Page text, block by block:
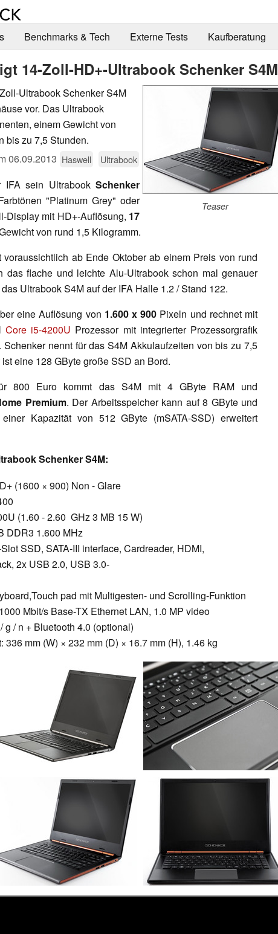
Benchmarks & Tech Externe Tests Kaufberatung
14-Zoll-HD+-Ultrabook Schenker S4M
Teaser
Ultrabook Schenker S4M
vor. Das Ultrabook
einem Gewicht von
bis zu 7,5 Stunden.
06.09.2013 Haswell Ultrabook
sein Ultrabook Schenker
"Platinum Grey" oder
Display mit HD+-Auflösung, 17
von rund 1,5 Kilogramm.
ab Ende Oktober ab einem Preis von rund
das flache und leichte Alu-Ultrabook schon mal genauer
Ultrabook S4M auf der IFA Halle 1.2 / Stand 122.
eine Auflösung von 1.600 x 900 Pixeln und rechnet mit
Core i5-4200U Prozessor mit integrierter Prozessorgrafik
. Schenker nennt für das S4M Akkulaufzeiten von bis zu 7,5
eine 128 GByte große SSD an Bord.
800 Euro kommt das S4M mit 4 GByte RAM und
Premium. Der Arbeitsspeicher kann auf 8 GByte und
Kapazität von 512 GByte (mSATA-SSD) erweitert
Schenker S4M:
(1600 × 900) Non - Glare
(1.60 - 2.60 GHz 3 MB 15 W)
DDR3 1.600 MHz
SSD, SATA-III interface, Cardreader, HDMI,
2x USB 2.0, USB 3.0-
pad mit Multigesten- und Scrolling-Funktion
Mbit/s Base-TX Ethernet LAN, 1.0 MP video
g / n + Bluetooth 4.0 (optional)
mm (W) × 232 mm (D) × 16.7 mm (H), 1.46 kg